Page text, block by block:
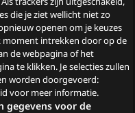
die je ziet wellicht niet zo
openen om je keuzes
moment intrekken door op de
de webpagina of het
te klikken. Je selecties zullen
worden doorgevoerd:
voor meer informatie.
gegevens voor de